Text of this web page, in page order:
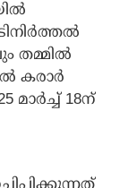
തമ്മില്‍
കരാര്‍
മാര്‍ച്ച് 18ന്